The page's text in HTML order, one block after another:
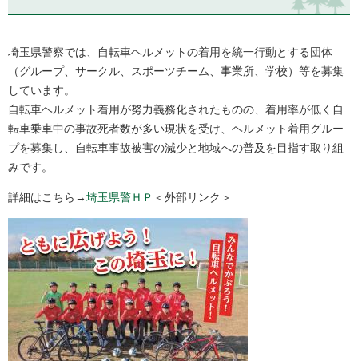
埼玉県警察では、自転車ヘルメットの着用を統一行動とする団体
（グループ、サークル、スポーツチーム、事業所、学校）等を募集
しています。
自転車ヘルメット着用が努力義務化されたものの、着用率が低く自
転車乗車中の事故死者数が多い現状を受け、ヘルメット着用グルー
プを募集し、自転車事故被害の減少と地域への普及を目指す取り組
みです。
詳細はこちら→埼玉県警ＨＰ ＜外部リンク＞